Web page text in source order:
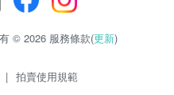
© 2026 服務條款(更新)
| 拍賣使用規範